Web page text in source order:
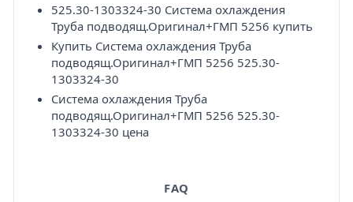
525.30-1303324-30 Система охлаждения
Труба подводящ.Оригинал+ГМП 5256 купить
Купить Система охлаждения Труба
подводящ.Оригинал+ГМП 5256 525.30-
1303324-30
Система охлаждения Труба
подводящ.Оригинал+ГМП 5256 525.30-
1303324-30 цена
FAQ